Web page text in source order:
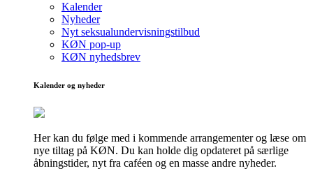
Kalender
Nyheder
Nyt seksualundervisningstilbud
KØN pop-up
KØN nyhedsbrev
Kalender og nyheder
Her kan du følge med i kommende arrangementer og læse om
nye tiltag på KØN. Du kan holde dig opdateret på særlige
åbningstider, nyt fra caféen og en masse andre nyheder.